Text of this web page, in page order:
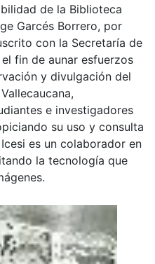
de la Biblioteca
Garcés Borrero, por
con la Secretaría de
fin de aunar esfuerzos
y divulgación del
e investigadores
su uso y consulta
es un colaborador en
la tecnología que